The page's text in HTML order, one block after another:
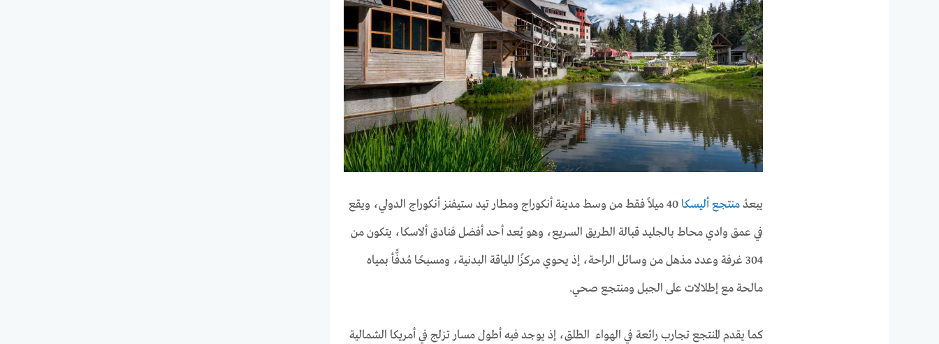
يبعدُمنتجع أليسكا
40 ميلاً فقط من وسط مدينة أنكوراج ومطار تيد ستيفنز أنكوراج الدولي، ويقع
في عمق وادي محاط بالجليد قبالة الطريق السريع، وهو يُعد أحد أفضل فنادق ألاسكا، يتكون من
304 غرفة وعدد مذهل من وسائل الراحة، إذ يحوي مركزًا للياقة البدنية، ومسبحًا مُدفًّأ بمياه
مالحة مع إطلالات على الجبل ومنتجع صحي.
كما يقدم المنتجع تجارب رائعة في الهواء الطلق، إذ يوجد فيه أطول مسار تزلج في أمريكا الشمالية